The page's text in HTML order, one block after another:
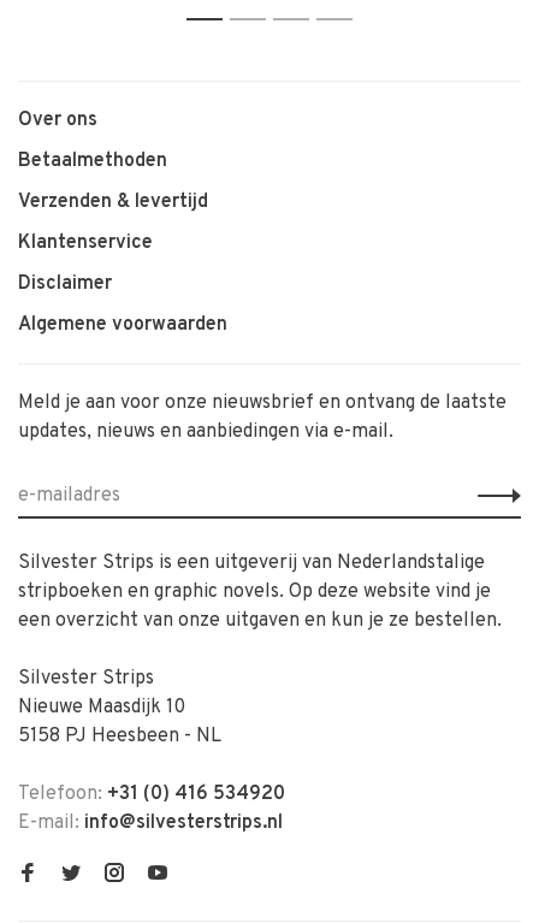
1 2 3 4
Over ons
Betaalmethoden
Verzenden & levertijd
Klantenservice
Disclaimer
Algemene voorwaarden
Meld je aan voor onze nieuwsbrief en ontvang de laatste
updates, nieuws en aanbiedingen via e-mail.
Silvester Strips is een uitgeverij van Nederlandstalige
stripboeken en graphic novels. Op deze website vind je
een overzicht van onze uitgaven en kun je ze bestellen.
Silvester Strips
Nieuwe Maasdijk 10
5158 PJ Heesbeen - NL
Telefoon: +31 (0) 416 534920
E-mail: info@silvesterstrips.nl